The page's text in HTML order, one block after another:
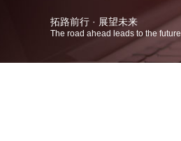
拓路前行 · 展望未来
The road ahead leads to the future